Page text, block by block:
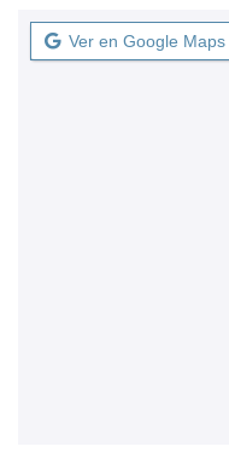
Ver en Google Maps